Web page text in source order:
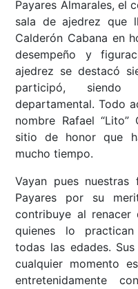
Payares Almarales, el
sala de ajedrez que
Calderón Cabana en
desempeño y
ajedrez se destacó
participó, siendo
departamental. Todo
nombre Rafael
sitio de honor que
mucho tiempo.
Vayan pues
Payares por su
contribuye al
quienes lo
todas las edades.
cualquier momento
entretenidamente